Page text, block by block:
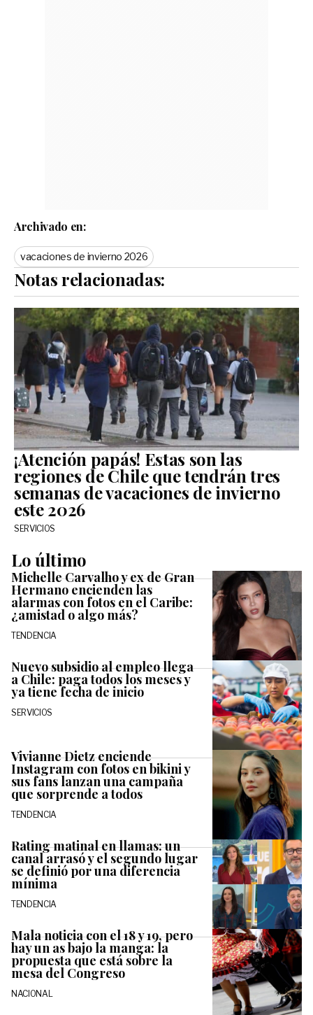
Archivado en:
vacaciones de invierno 2026
Notas relacionadas:
¡Atención papás! Estas son las
regiones de Chile que tendrán tres
semanas de vacaciones de invierno
este 2026
SERVICIOS
Lo último
Michelle Carvalho y ex de Gran
Hermano encienden las
alarmas con fotos en el Caribe:
¿amistad o algo más?
TENDENCIA
Nuevo subsidio al empleo llega
a Chile: paga todos los meses y
ya tiene fecha de inicio
SERVICIOS
Vivianne Dietz enciende
Instagram con fotos en bikini y
sus fans lanzan una campaña
que sorprende a todos
TENDENCIA
Rating matinal en llamas: un
canal arrasó y el segundo lugar
se definió por una diferencia
mínima
TENDENCIA
Mala noticia con el 18 y 19, pero
hay un as bajo la manga: la
propuesta que está sobre la
mesa del Congreso
NACIONAL